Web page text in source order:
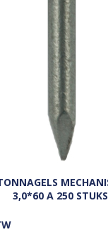
3,0*60 A 250 STUKS